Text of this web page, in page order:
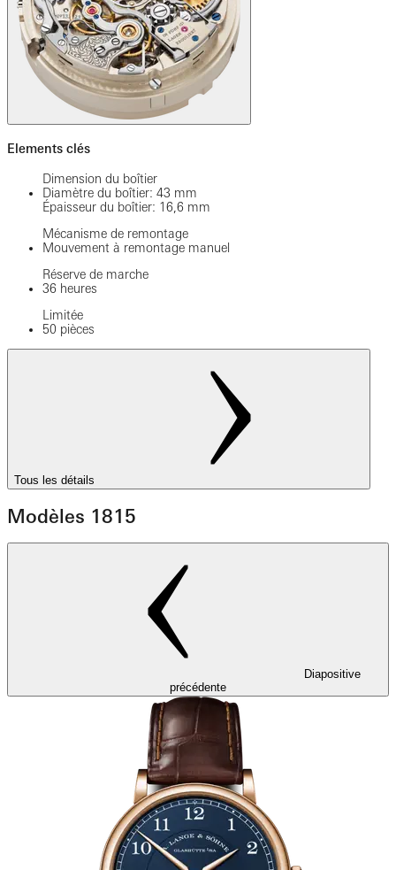
Elements clés
Dimension du boîtier
Diamètre du boîtier: 43 mm
Épaisseur du boîtier: 16,6 mm
Mécanisme de remontage
Mouvement à remontage manuel
Réserve de marche
36 heures
Limitée
50 pièces
Tous les détails
Modèles 1815
Diapositive
précédente